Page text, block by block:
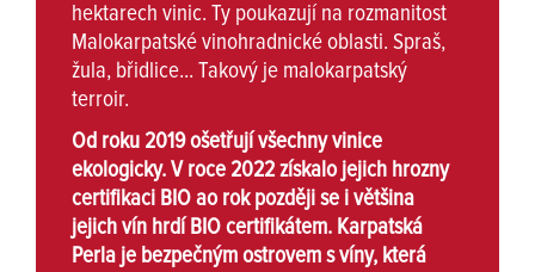
hektarech vinic. Ty poukazují na rozmanitost
Malokarpatské vinohradnické oblasti. Spraš,
žula, břidlice... Takový je malokarpatský
terroir.
Od roku 2019 ošetřují všechny vinice
ekologicky. V roce 2022 získalo jejich hrozny
certifikaci BIO ao rok později se i většina
jejich vín hrdí BIO certifikátem. Karpatská
Perla je bezpečným ostrovem s víny, která